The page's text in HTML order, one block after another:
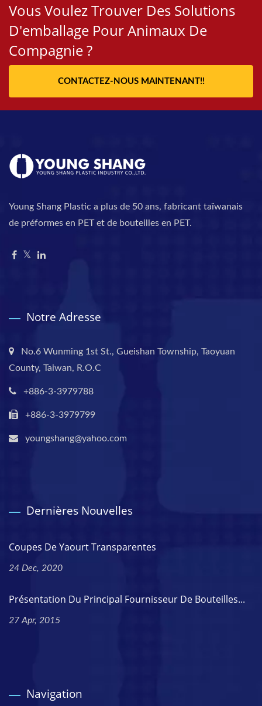
Vous Voulez Trouver Des Solutions
D'emballage Pour Animaux De
Compagnie ?
CONTACTEZ-NOUS MAINTENANT!!
Young Shang Plastic a plus de 50 ans, fabricant taïwanais
de préformes en PET et de bouteilles en PET.
Notre Adresse
No.6 Wunming 1st St., Gueishan Township, Taoyuan
County, Taiwan, R.O.C
+886-3-3979788
+886-3-3979799
youngshang@yahoo.com
Dernières Nouvelles
Coupes De Yaourt Transparentes
24 Dec, 2020
Présentation Du Principal Fournisseur De Bouteilles...
27 Apr, 2015
Navigation